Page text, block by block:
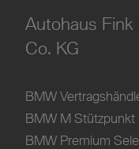
Autohaus
Co. KG
BMW
BMW M Stützpunkt
BMW Premium